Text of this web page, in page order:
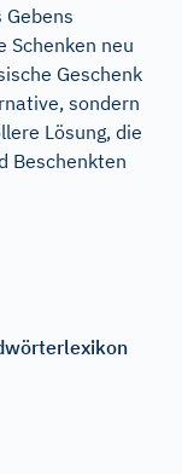
Schenken neu
Geschenk
sondern
Lösung, die
Beschenkten